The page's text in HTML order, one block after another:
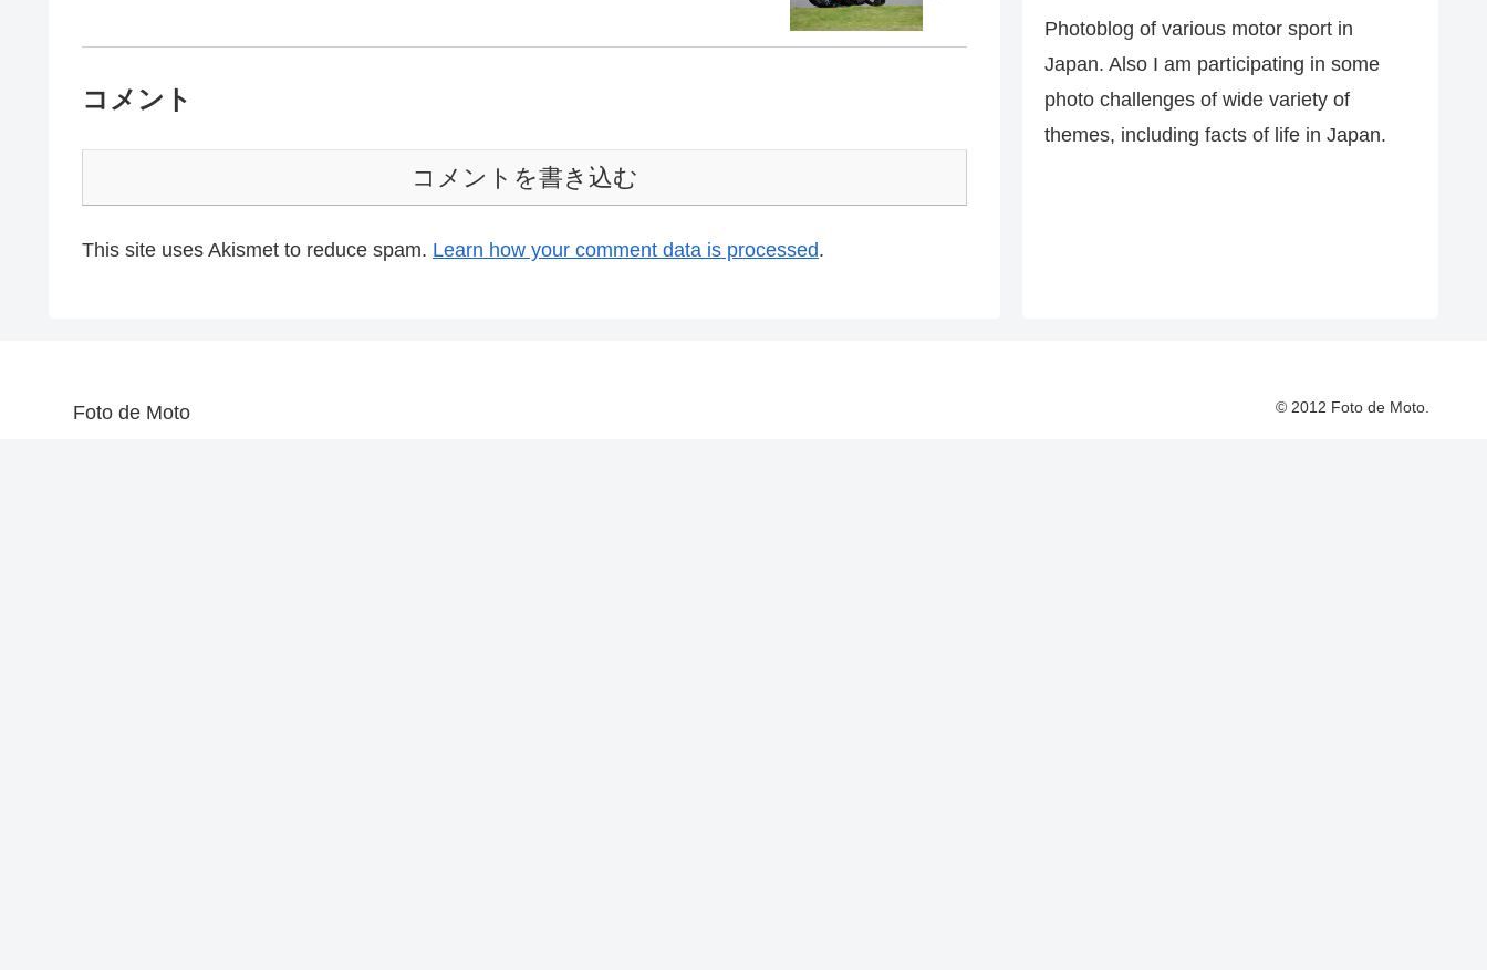
コメント
コメントを書き込む
This site uses Akismet to reduce spam. Learn how your comment data is processed.
Photoblog of various motor sport in
Japan. Also I am participating in some
photo challenges of wide variety of
themes, including facts of life in Japan.
Foto de Moto © 2012 Foto de Moto.